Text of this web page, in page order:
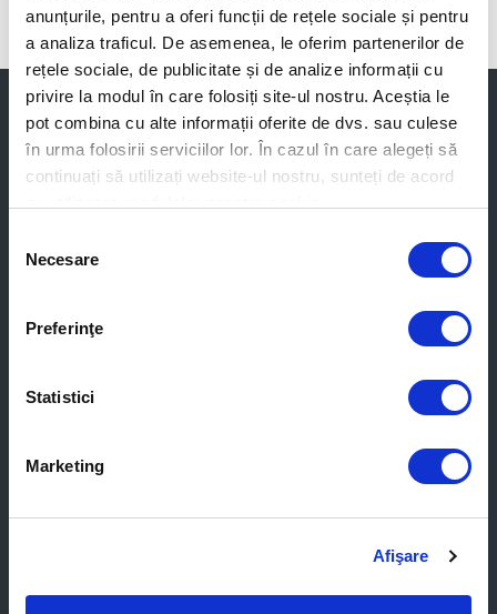
anunțurile, pentru a oferi funcții de rețele sociale și pentru
a analiza traficul. De asemenea, le oferim partenerilor de
rețele sociale, de publicitate și de analize informații cu
privire la modul în care folosiți site-ul nostru. Aceștia le
pot combina cu alte informații oferite de dvs. sau culese
în urma folosirii serviciilor lor. În cazul în care alegeți să
continuați să utilizați website-ul nostru, sunteți de acord
consimțământului
Necesare
Preferinţe
Statistici
Marketing
Afişare
Pentru acasă
Produse pentru acasă
Produse Windows
Remote Management